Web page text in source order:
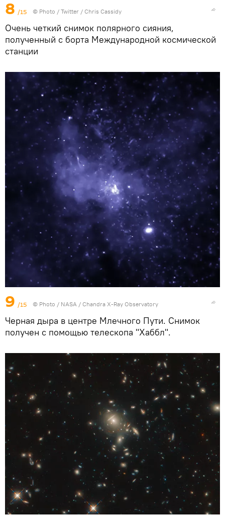
8 /15 © Photo / Twitter / Chris Cassidy
Очень четкий снимок полярного сияния,
полученный с борта Международной космической
станции
9 /15 © Photo / NASA / Chandra X-Ray Observatory
Черная дыра в центре Млечного Пути. Снимок
получен с помощью телескопа "Хаббл".